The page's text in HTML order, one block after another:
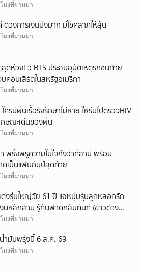
มงที่ผ่านมา
ดวงการเงินปังมาก มีโชคลาภให้ลุ้น
มงที่ผ่านมา
ดห่วง! วี BTS ประสบอุบัติเหตุรถชนท้าย
คอนเสิร์ตในสหรัฐอเมริกา
มงที่ผ่านมา
ครมีผื่นเรื้อรังรักษาไม่หาย ให้รีบไปตรวจHIV
ษณะเด่นของผื่น
มงที่ผ่านมา
พรั่งพรูความในใจถึงว่าที่สามี พร้อม
ศเป็นแฟนกันปีสุดท้าย
มงที่ผ่านมา
งรุ่นใหญ่วัย 61 ปี แฉหนุ่มรุ่นลูกหลอกรัก
นหลักล้าน รู้ทันฟาดกลับทันที (ข่าวต่าง
)
มงที่ผ่านมา
ำมันพรุ่งนี้ 6 ส.ค. 69
มงที่ผ่านมา